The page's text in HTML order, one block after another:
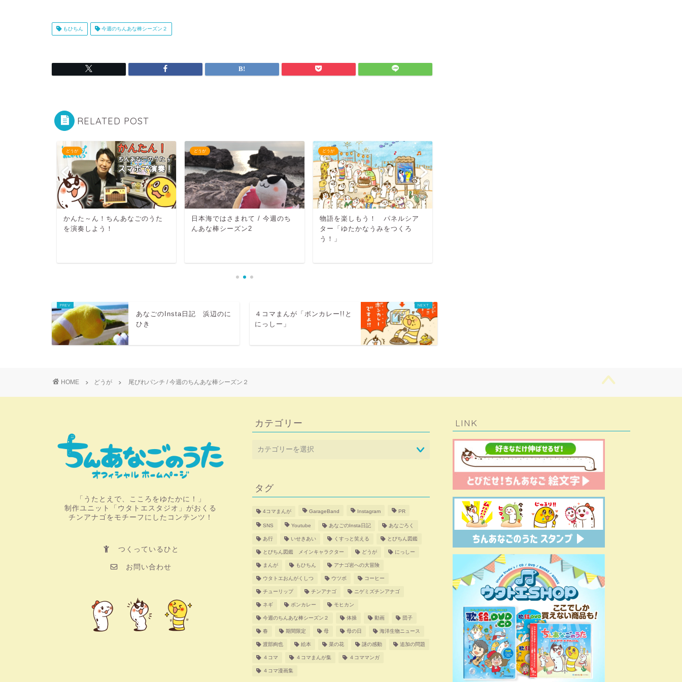
もひちん 今週のちんあな棒シーズン２
RELATED POST
どうが
かんた～ん！ちんあなごのうた
を演奏しよう！
どうが
日本海ではさまれて / 今週のち
んあな棒シーズン2
どうが
物語を楽しもう！ パネルシア
ター「ゆたかなうみをつくろ
う！」
あなごのInsta日記 浜辺のに
ひき
４コマまんが「ボンカレー!!と
にっしー」
HOME どうが 尾びれパンチ / 今週のちんあな棒シーズン２
「うたとえで、こころをゆたかに！」
制作ユニット「ウタトエスタジオ」がおくる
チンアナゴをモチーフにしたコンテンツ！
つくっているひと
お問い合わせ
カテゴリー
タグ
4コマまんが GarageBand Instagram PR
SNS Youtube あなごのInsta日記 あなごろく
あ行 いせきあい くすっと笑える とびちん図鑑
とびちん図鑑 メインキャラクター どうが にっしー
まんが もひちん アナゴ岩への大冒険
ウタトエおんがくしつ ウツボ コーヒー
チューリップ チンアナゴ ニゲミズチンアナゴ
ネギ ボンカレー モヒカン
今週のちんあな棒シーズン２ 体操 動画 団子
春 期間限定 母 母の日 海洋生物ニュース
渡部絢也 絵本 菜の花 謎の感動 追加の問題
４コマ ４コマまんが集 ４コママンガ
４コマ漫画集
LINK